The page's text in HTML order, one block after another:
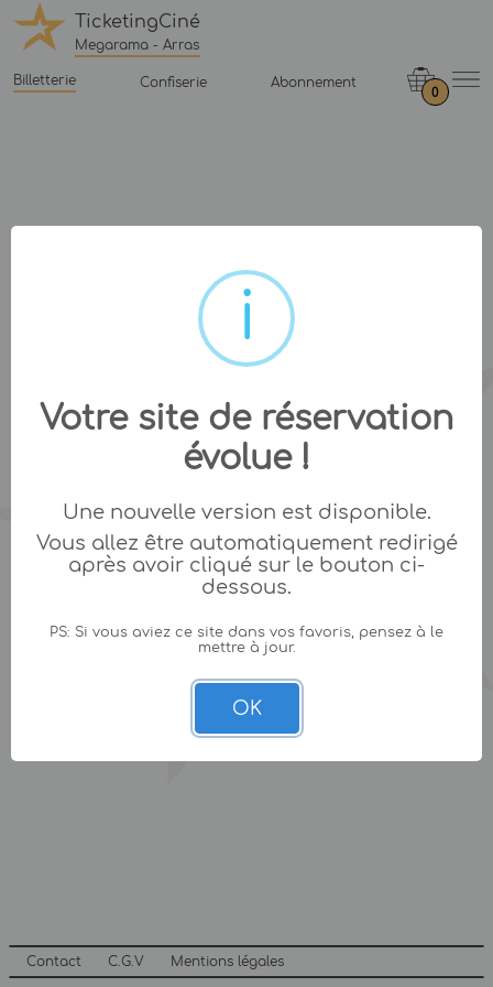
TicketingCiné
Megarama - Arras
Billetterie Confiserie Abonnement
0
Contact C.G.V Mentions légales
Votre site de réservation
évolue !
Une nouvelle version est disponible.
Vous allez être automatiquement redirigé
après avoir cliqué sur le bouton ci-
dessous.
PS: Si vous aviez ce site dans vos favoris, pensez à le
mettre à jour.
OK